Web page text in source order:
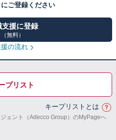
ご登録ください
支援に登録
（無料）
の流れ
プリスト
キープリストとは
ェント（Adecco Group）のMyPageへ